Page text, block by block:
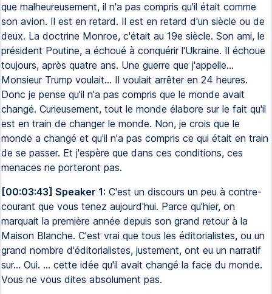
que malheureusement, il n'a pas compris qu'il était comme
son avion. Il est en retard. Il est en retard d'un siècle ou de
deux. La doctrine Monroe, c'était au 19e siècle. Son ami, le
président Poutine, a échoué à conquérir l'Ukraine. Il échoue
toujours, après quatre ans. Une guerre que j'appelle...
Monsieur Trump voulait... Il voulait arrêter en 24 heures.
Donc je pense qu'il n'a pas compris que le monde avait
changé. Curieusement, tout le monde élabore sur le fait qu'il
est en train de changer le monde. Non, je crois que le
monde a changé et qu'il n'a pas compris ce qui était en train
de se passer. Et j'espère que dans ces conditions, ces
menaces ne porteront pas.
[00:03:43] Speaker 1: C'est un discours un peu à contre-
courant que vous tenez aujourd'hui. Parce qu'hier, on
marquait la première année depuis son grand retour à la
Maison Blanche. C'est vrai que tous les éditorialistes, ou un
grand nombre d'éditorialistes, justement, ont eu un narratif
sur... Oui. ... cette idée qu'il avait changé la face du monde.
Vous ne vous dites absolument pas.